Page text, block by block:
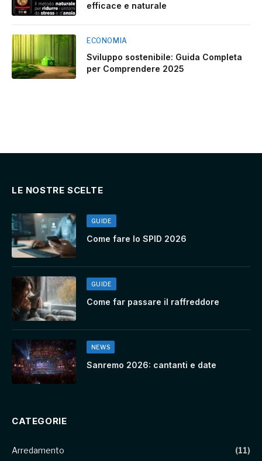
efficace e naturale
ECONOMIA
Sviluppo sostenibile: Guida Completa
per Comprendere 2025
LE NOSTRE SCELTE
GUIDE
Come fare lo SPID 2026
GUIDE
Come far passare il raffreddore
NEWS
Sanremo 2026: cantanti e date
CATEGORIE
Arredamento
(11)